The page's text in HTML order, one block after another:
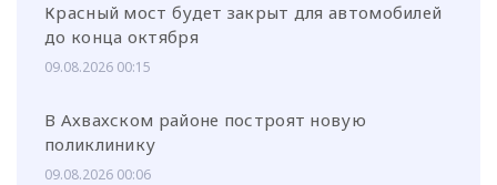
Красный мост будет закрыт для автомобилей
до конца октября
09.08.2026 00:15
В Ахвахском районе построят новую
поликлинику
09.08.2026 00:06